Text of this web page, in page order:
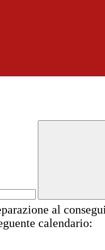
al
calendario: